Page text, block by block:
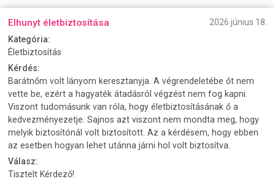
Elhunyt életbiztosítása
2026 június 18.
Kategória:
Életbiztosítás
Kérdés:
Barátnőm volt lányom keresztanyja. A végrendeletébe őt nem
vette be, ezért a hagyaték átadásról végzést nem fog kapni.
Viszont tudomásunk van róla, hogy életbiztosításának ő a
kedvezményezetje. Sajnos azt viszont nem mondta meg, hogy
melyik biztosítónál volt biztosított. Az a kérdésem, hogy ebben
az esetben hogyan lehet utánna járni hol volt biztosítva.
Válasz:
Tisztelt Kérdező!